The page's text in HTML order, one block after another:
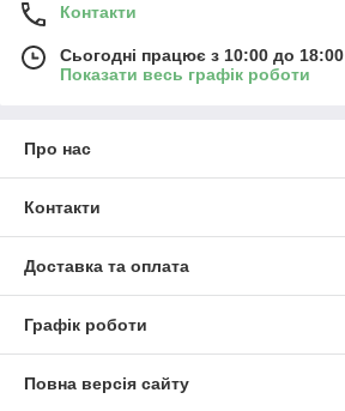
Контакти
Сьогодні працює з 10:00 до 18:00
Показати весь графік роботи
Про нас
Контакти
Доставка та оплата
Графік роботи
Повна версія сайту